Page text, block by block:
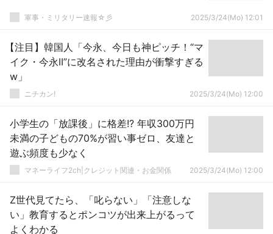
軍事・ミリタリー速報☆彡 2025/3/24(Mo) 12:01
【注目】韓国人「今永、今日も神ピッチ！“マ
イク・今永II”に改名された理由が衝撃すぎる
w」
ニチカン! 2025/3/24(Mo) 12:00
小学生の「放課後」に格差!? 年収300万円
未満の子どもの70%が習い事ゼロ、友達と
遊ぶ頻度も少なく
マネーライフ2ch|クレジット関連・お金関係 2025/3/24(Mo) 12:00
Z世代見てたら、「叱らない」「注意しな
い」教育するとポンコツが出来上がるって
よくわかる